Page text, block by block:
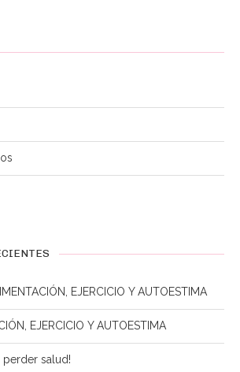
EJERCICIO Y AUTOESTIMA
EJERCICIO Y AUTOESTIMA
perder salud!